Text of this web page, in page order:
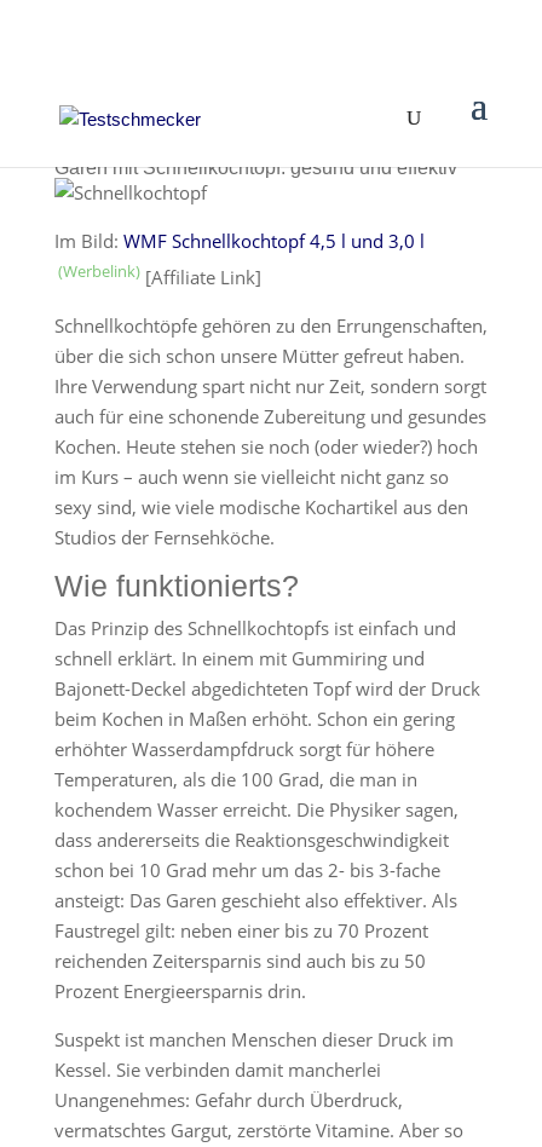
Garen mit Schnellkochtopf: gesund und effektiv
Im Bild: WMF Schnellkochtopf 4,5 l und 3,0 l
[Affiliate Link]
Schnellkochtöpfe gehören zu den Errungenschaften,
über die sich schon unsere Mütter gefreut haben.
Ihre Verwendung spart nicht nur Zeit, sondern sorgt
auch für eine schonende Zubereitung und gesundes
Kochen. Heute stehen sie noch (oder wieder?) hoch
im Kurs – auch wenn sie vielleicht nicht ganz so
sexy sind, wie viele modische Kochartikel aus den
Studios der Fernsehköche.
Wie funktionierts?
Das Prinzip des Schnellkochtopfs ist einfach und
schnell erklärt. In einem mit Gummiring und
Bajonett-Deckel abgedichteten Topf wird der Druck
beim Kochen in Maßen erhöht. Schon ein gering
erhöhter Wasserdampfdruck sorgt für höhere
Temperaturen, als die 100 Grad, die man in
kochendem Wasser erreicht. Die Physiker sagen,
dass andererseits die Reaktionsgeschwindigkeit
schon bei 10 Grad mehr um das 2- bis 3-fache
ansteigt: Das Garen geschieht also effektiver. Als
Faustregel gilt: neben einer bis zu 70 Prozent
reichenden Zeitersparnis sind auch bis zu 50
Prozent Energieersparnis drin.
Suspekt ist manchen Menschen dieser Druck im
Kessel. Sie verbinden damit mancherlei
Unangenehmes: Gefahr durch Überdruck,
vermatschtes Gargut, zerstörte Vitamine. Aber so